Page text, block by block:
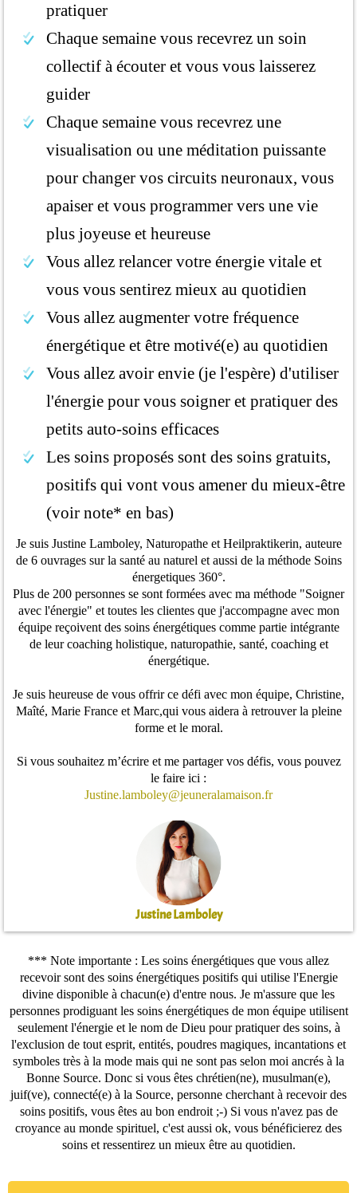
pratiquer
Chaque semaine vous recevrez un soin
collectif à écouter et vous vous laisserez
guider
Chaque semaine vous recevrez une
visualisation ou une méditation puissante
pour changer vos circuits neuronaux, vous
apaiser et vous programmer vers une vie
plus joyeuse et heureuse
Vous allez relancer votre énergie vitale et
vous vous sentirez mieux au quotidien
Vous allez augmenter votre fréquence
énergétique et être motivé(e) au quotidien
Vous allez avoir envie (je l'espère) d'utiliser
l'énergie pour vous soigner et pratiquer des
petits auto-soins efficaces
Les soins proposés sont des soins gratuits,
positifs qui vont vous amener du mieux-être
(voir note* en bas)
Je suis Justine Lamboley, Naturopathe et Heilpraktikerin, auteure
de 6 ouvrages sur la santé au naturel et aussi de la méthode Soins
énergetiques 360°.
Plus de 200 personnes se sont formées avec ma méthode "Soigner
avec l'énergie" et toutes les clientes que j'accompagne avec mon
équipe reçoivent des soins énergétiques comme partie intégrante
de leur coaching holistique, naturopathie, santé, coaching et
énergétique.
Je suis heureuse de vous offrir ce défi avec mon équipe, Christine,
Maîté, Marie France et Marc,qui vous aidera à retrouver la pleine
forme et le moral.
Si vous souhaitez m’écrire et me partager vos défis, vous pouvez
le faire ici :
Justine.lamboley@jeuneralamaison.fr
Justine Lamboley
*** Note importante : Les soins énergétiques que vous allez
recevoir sont des soins énergétiques positifs qui utilise l'Energie
divine disponible à chacun(e) d'entre nous. Je m'assure que les
personnes prodiguant les soins énergétiques de mon équipe utilisent
seulement l'énergie et le nom de Dieu pour pratiquer des soins, à
l'exclusion de tout esprit, entités, poudres magiques, incantations et
symboles très à la mode mais qui ne sont pas selon moi ancrés à la
Bonne Source. Donc si vous êtes chrétien(ne), musulman(e),
juif(ve), connecté(e) à la Source, personne cherchant à recevoir des
soins positifs, vous êtes au bon endroit ;-) Si vous n'avez pas de
croyance au monde spirituel, c'est aussi ok, vous bénéficierez des
soins et ressentirez un mieux être au quotidien.